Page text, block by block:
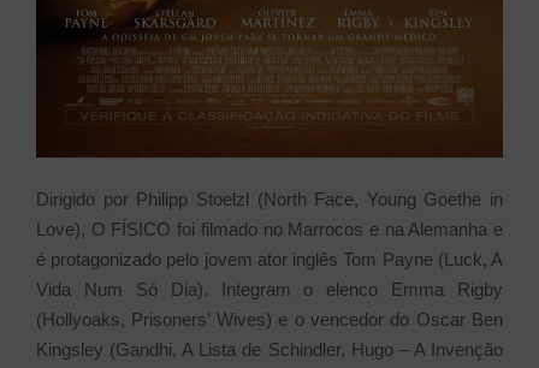
Dirigido por Philipp Stoelzl (North Face, Young Goethe in
Love), O FÍSICO foi filmado no Marrocos e na Alemanha e
é protagonizado pelo jovem ator inglês Tom Payne (Luck, A
Vida Num Só Dia). Integram o elenco Emma Rigby
(Hollyoaks, Prisoners’ Wives) e o vencedor do Oscar Ben
Kingsley (Gandhi, A Lista de Schindler, Hugo – A Invenção